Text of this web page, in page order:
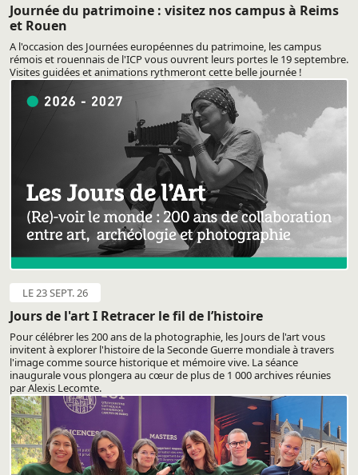
Journée du patrimoine : visitez nos campus à Reims
et Rouen
A l'occasion des Journées européennes du patrimoine, les campus
rémois et rouennais de l'ICP vous ouvrent leurs portes le 19 septembre.
Visites guidées et animations rythmeront cette belle journée !
LE 23 SEPT. 26
Jours de l'art I Retracer le fil de l’histoire
Pour célébrer les 200 ans de la photographie, les Jours de l'art vous
invitent à explorer l'histoire de la Seconde Guerre mondiale à travers
l'image comme source historique et mémoire vive. La séance
inaugurale vous plongera au cœur de plus de 1 000 archives réunies
par Alexis Lecomte.